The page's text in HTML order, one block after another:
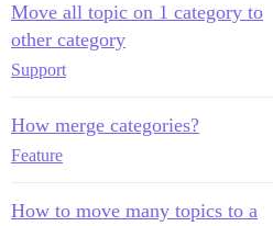
Move all topic on 1 category to
other category
Support
How merge categories?
Feature
How to move many topics to a